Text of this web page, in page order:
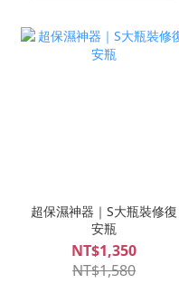
超保濕神器｜S大瓶裝修復
安瓶
NT$1,350
NT$1,580